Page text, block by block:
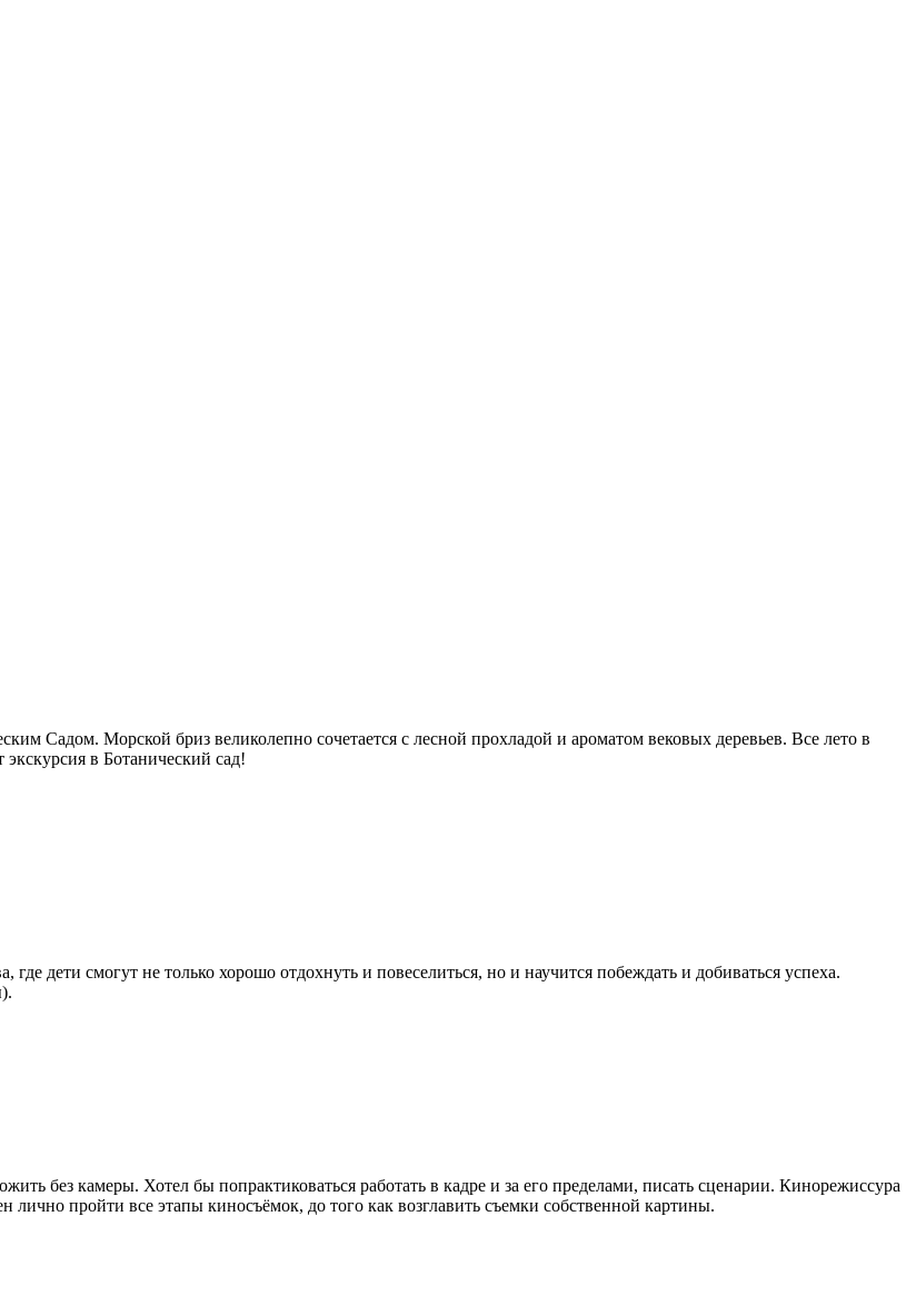
Садом. Морской бриз великолепно сочетается с лесной прохладой и ароматом вековых деревьев. Все лето в
в Ботанический сад!
дети смогут не только хорошо отдохнуть и повеселиться, но и научится побеждать и добиваться успеха.
без камеры. Хотел бы попрактиковаться работать в кадре и за его пределами, писать сценарии. Кинорежиссура
пройти все этапы киносъёмок, до того как возглавить съемки собственной картины.